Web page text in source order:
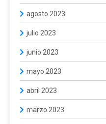
agosto 2023
julio 2023
junio 2023
mayo 2023
abril 2023
marzo 2023